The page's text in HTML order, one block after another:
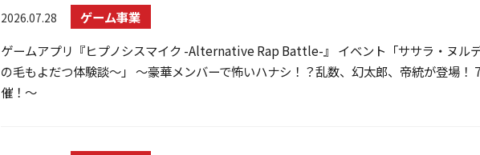
2026.07.28
ゲーム事業
ゲームアプリ『ヒプノシスマイク -Alternative Rap Battle-』 イベント「ササラ・ヌル
の毛もよだつ体験談～」 ～豪華メンバーで怖いハナシ！？乱数、幻太郎、帝統が登場
催！～